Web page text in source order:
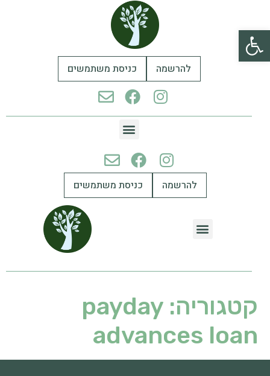
פתח סרגל נגישות
להרשמה כניסת משתמשים
להרשמה כניסת משתמשים
קטגוריה: payday
advances loan